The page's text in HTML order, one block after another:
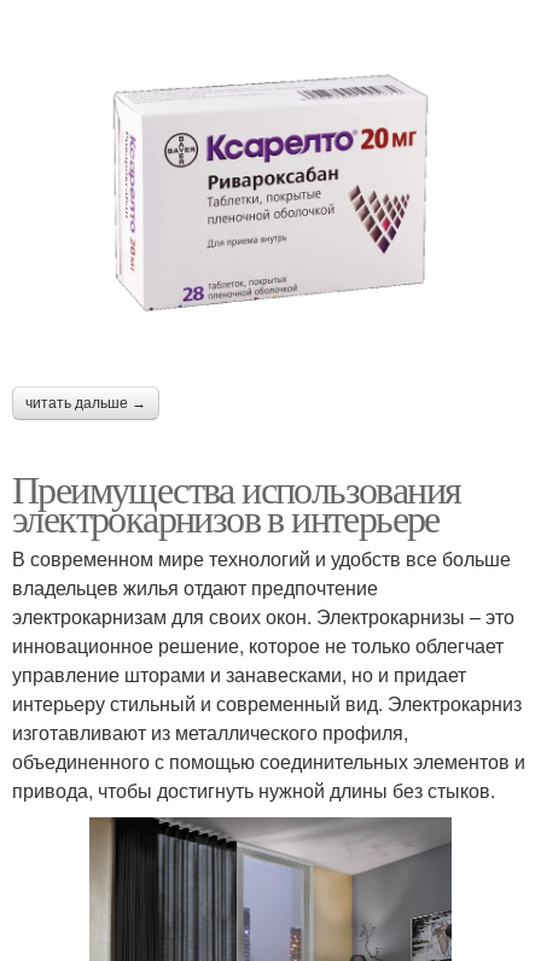
читать дальше →
Преимущества использования
электрокарнизов в интерьере
В современном мире технологий и удобств все больше
владельцев жилья отдают предпочтение
электрокарнизам для своих окон. Электрокарнизы – это
инновационное решение, которое не только облегчает
управление шторами и занавесками, но и придает
интерьеру стильный и современный вид. Электрокарниз
изготавливают из металлического профиля,
объединенного с помощью соединительных элементов и
привода, чтобы достигнуть нужной длины без стыков.